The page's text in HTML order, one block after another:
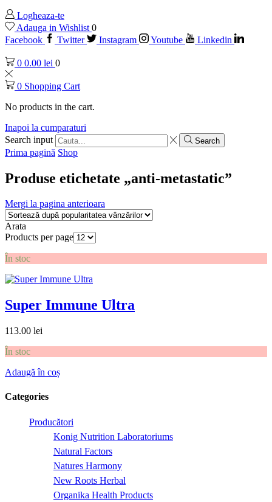
Logheaza-te
Adauga in Wishlist 0
Facebook
Twitter Instagram Youtube Linkedin
0 0.00 lei 0
0 Shopping Cart
No products in the cart.
Inapoi la cumparaturi
Search input
Search
Prima pagină Shop
Produse etichetate „anti-metastatic”
Mergi la pagina anterioara
Arata
Products per page
În stoc
Super Immune Ultra
113.00 lei
În stoc
Adaugă în coș
Categories
Producători
Konig Nutrition Laboratoriums
Natural Factors
Natures Harmony
New Roots Herbal
Organika Health Products